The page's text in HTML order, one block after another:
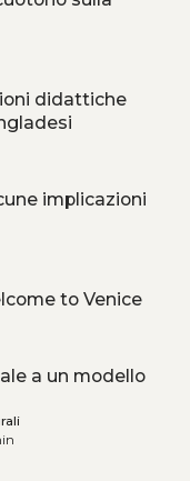
didattiche
implicazioni
to Venice
a un modello